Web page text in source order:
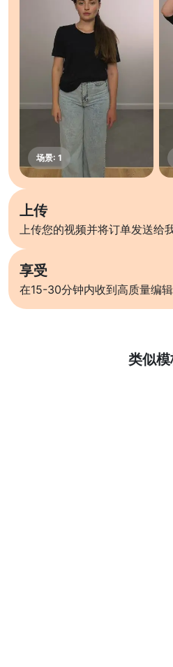
上传
上传您的视频并将订单发送给
享受
在15-30分钟内收到高质量编辑
类似模
了解更